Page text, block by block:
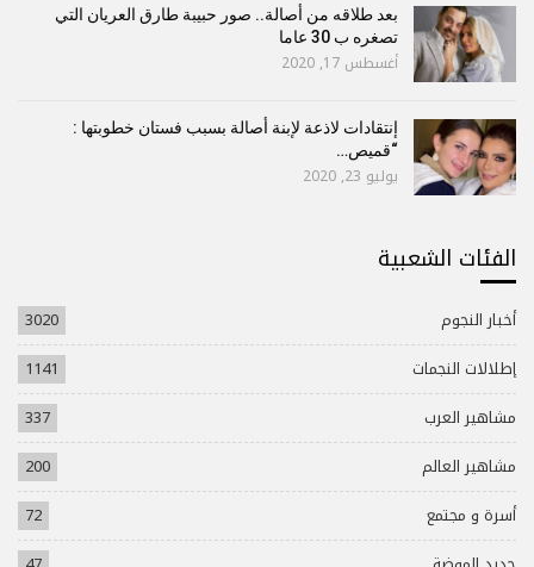
بعد طلاقه من أصالة.. صور حبيبة طارق العريان التي
تصغره ب 30 عاما
أغسطس 17, 2020
إنتقادات لاذعة لإبنة أصالة بسبب فستان خطوبتها :
“قميص…
يوليو 23, 2020
الفئات الشعبية
أخبار النجوم
3020
إطلالات النجمات
1141
مشاهير العرب
337
مشاهير العالم
200
أسرة و مجتمع
72